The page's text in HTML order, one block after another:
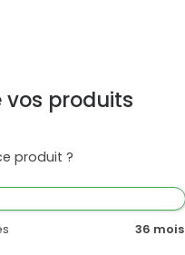
vos produits
produit ?
36 mois